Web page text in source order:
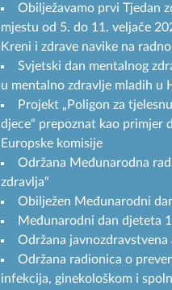
Obilježavamo prvi Tjedan
mjestu od 5. do 11. veljače
Kreni i zdrave navike na
Svjetski dan mentalnog
u mentalno zdravlje mladih u
Projekt „Poligon za
djece“ prepoznat kao primjer
Europske komisije
Održana Međunarodna
zdravlja“
Obilježen Međunarodni
Međunarodni dan djeteta
Održana javnozdravstvena
Održana radionica o
infekcija, ginekološkom i